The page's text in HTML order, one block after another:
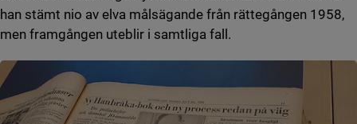
han stämt nio av elva målsägande från rättegången 1958,
men framgången uteblir i samtliga fall.